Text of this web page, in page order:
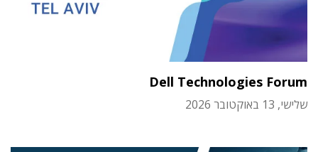
Dell Technologies Forum
שלישי, 13 באוקטובר 2026